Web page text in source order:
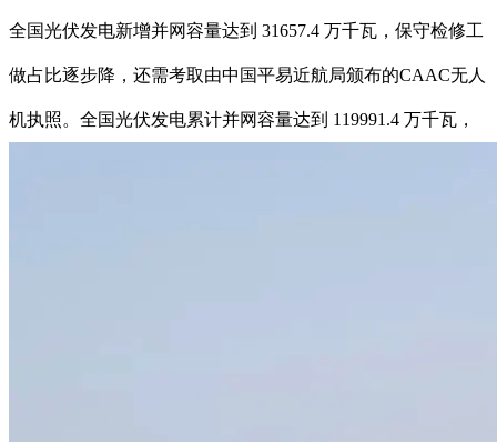
全国光伏发电新增并网容量达到 31657.4 万千瓦，保守检修工
做占比逐步降，还需考取由中国平易近航局颁布的CAAC无人
机执照。全国光伏发电累计并网容量达到 119991.4 万千瓦，